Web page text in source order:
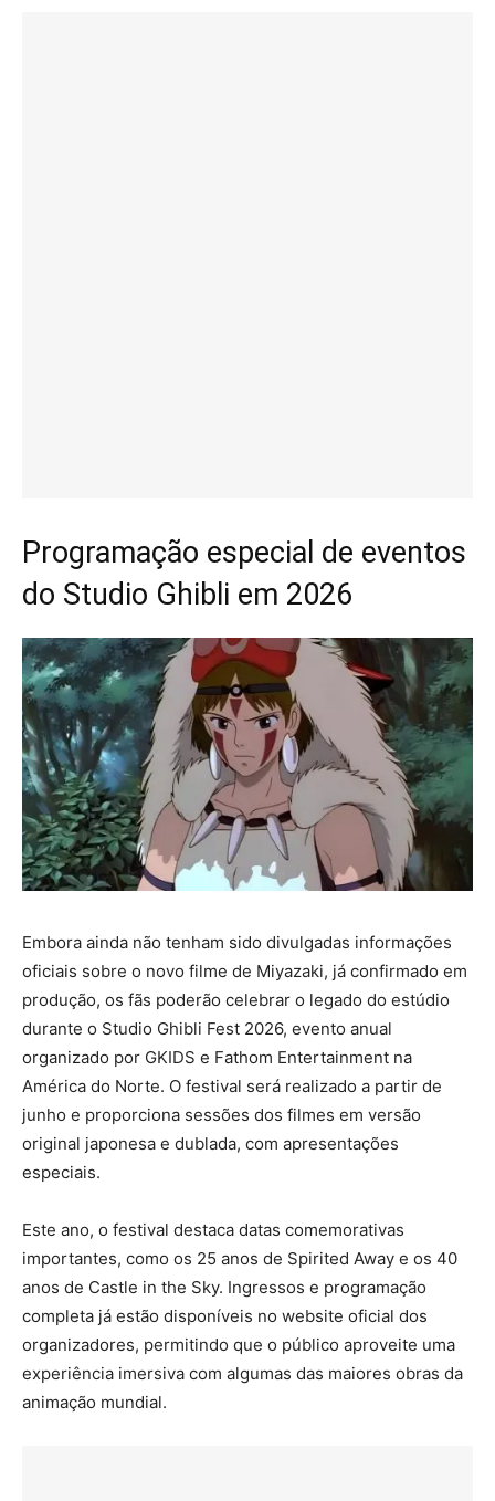
Programação especial de eventos
do Studio Ghibli em 2026
Embora ainda não tenham sido divulgadas informações
oficiais sobre o novo filme de Miyazaki, já confirmado em
produção, os fãs poderão celebrar o legado do estúdio
durante o Studio Ghibli Fest 2026, evento anual
organizado por GKIDS e Fathom Entertainment na
América do Norte. O festival será realizado a partir de
junho e proporciona sessões dos filmes em versão
original japonesa e dublada, com apresentações
especiais.
Este ano, o festival destaca datas comemorativas
importantes, como os 25 anos de Spirited Away e os 40
anos de Castle in the Sky. Ingressos e programação
completa já estão disponíveis no website oficial dos
organizadores, permitindo que o público aproveite uma
experiência imersiva com algumas das maiores obras da
animação mundial.